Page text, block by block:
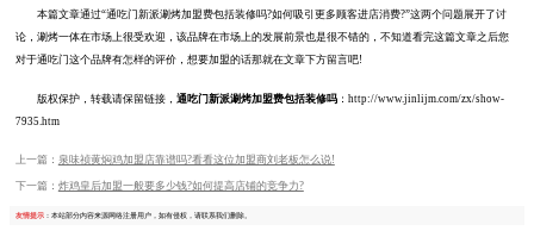
本篇文章通过“通吃门新派涮烤加盟费包括装修吗?如何吸引更多顾客进店消费?”这两个问题展开了讨
论，涮烤一体在市场上很受欢迎，该品牌在市场上的发展前景也是很不错的，不知道看完这篇文章之后您
对于通吃门这个品牌有怎样的评价，想要加盟的话那就在文章下方留言吧!
版权保护，转载请保留链接， 通吃门新派涮烤加盟费包括装修吗：http://www.jinlijm.com/zx/show-
7935.htm
上一篇： 泉味祯黄焖鸡加盟店靠谱吗?看看这位加盟商刘老板怎么说!
下一篇： 炸鸡皇后加盟一般要多少钱?如何提高店铺的竞争力?
友情提示：本站部分内容来源网络注册用户，如有侵权，请联系我们删除。